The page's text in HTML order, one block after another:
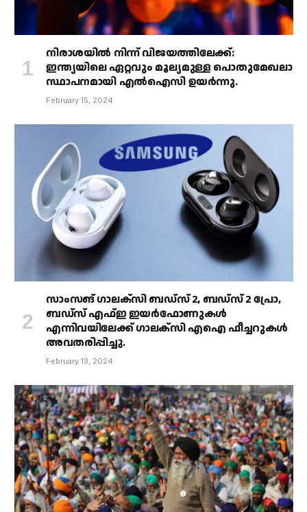
നിരാശയിൽ നിന്ന് വിജയത്തിലേക്ക്:
ഇന്ത്യയിലെ ഏറ്റവും മൂല്യമുള്ള പൊതുമേഖലാ
സ്ഥാപനമായി എൽഐസി ഉയർന്നു.
February 15, 2024
സാംസങ് ഗാലക്‌സി ബഡ്‌സ് 2, ബഡ്‌സ് 2 പ്രോ,
ബഡ്‌സ് എഫ്ഇ ഇയർഫോണുകൾ
എന്നിവയിലേക്ക് ഗാലക്‌സി എഐ ഫീച്ചറുകൾ
അവതരിപ്പിച്ചു.
February 13, 2024